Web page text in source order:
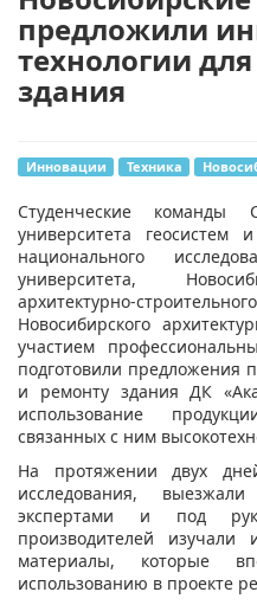
предложили
технологии
здания
Инновации Техника
Студенческие команды
университета геосистем
национального
университета,
архитектурно-
Новосибирского
участием
подготовили предложения
и ремонту здания ДК
использование
связанных с ним
На протяжении двух
исследования,
экспертами и под
производителей
материалы, которые
использованию в проекте